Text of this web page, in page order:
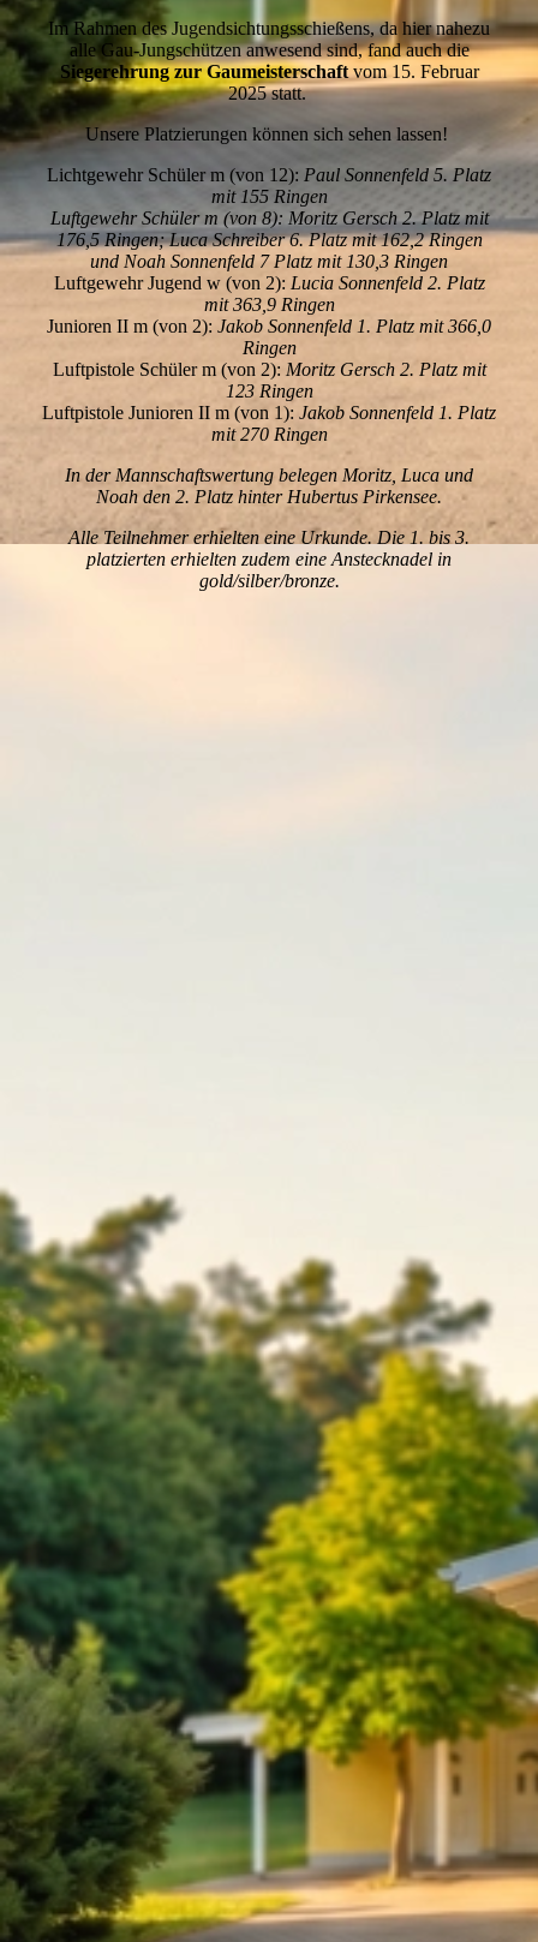
Im Rahmen des Jugendsichtungsschießens, da hier nahezu
alle Gau-Jungschützen anwesend sind, fand auch die
Siegerehrung zur Gaumeisterschaftvom 15. Februar
2025 statt.
Unsere Platzierungen können sich sehen lassen!
Lichtgewehr Schüler m (von 12): Paul Sonnenfeld 5. Platz
mit 155 Ringen
Luftgewehr Schüler m (von 8): Moritz Gersch 2. Platz mit
176,5 Ringen; Luca Schreiber 6. Platz mit 162,2 Ringen
und Noah Sonnenfeld 7 Platz mit 130,3 Ringen
Luftgewehr Jugend w (von 2): Lucia Sonnenfeld 2. Platz
mit 363,9 Ringen
Junioren II m (von 2): Jakob Sonnenfeld 1. Platz mit 366,0
Ringen
Luftpistole Schüler m (von 2): Moritz Gersch 2. Platz mit
123 Ringen
Luftpistole Junioren II m (von 1): Jakob Sonnenfeld 1. Platz
mit 270 Ringen
In der Mannschaftswertung belegen Moritz, Luca und
Noah den 2. Platz hinter Hubertus Pirkensee.
Alle Teilnehmer erhielten eine Urkunde. Die 1. bis 3.
platzierten erhielten zudem eine Anstecknadel in
gold/silber/bronze.